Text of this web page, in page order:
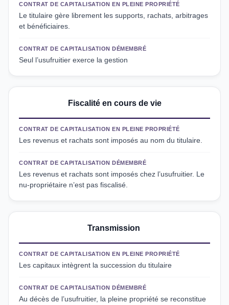
CONTRAT DE CAPITALISATION EN PLEINE PROPRIÉTÉ
Le titulaire gère librement les supports, rachats, arbitrages
et bénéficiaires.
CONTRAT DE CAPITALISATION DÉMEMBRÉ
Seul l’usufruitier exerce la gestion
Fiscalité en cours de vie
CONTRAT DE CAPITALISATION EN PLEINE PROPRIÉTÉ
Les revenus et rachats sont imposés au nom du titulaire.
CONTRAT DE CAPITALISATION DÉMEMBRÉ
Les revenus et rachats sont imposés chez l’usufruitier. Le
nu-propriétaire n’est pas fiscalisé.
Transmission
CONTRAT DE CAPITALISATION EN PLEINE PROPRIÉTÉ
Les capitaux intègrent la succession du titulaire
CONTRAT DE CAPITALISATION DÉMEMBRÉ
Au décès de l’usufruitier, la pleine propriété se reconstitue